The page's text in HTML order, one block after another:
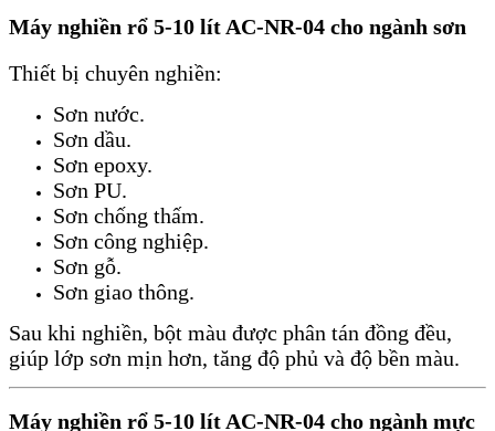
Máy nghiền rổ 5-10 lít AC-NR-04 cho ngành sơn
Thiết bị chuyên nghiền:
Sơn nước.
Sơn dầu.
Sơn epoxy.
Sơn PU.
Sơn chống thấm.
Sơn công nghiệp.
Sơn gỗ.
Sơn giao thông.
Sau khi nghiền, bột màu được phân tán đồng đều,
giúp lớp sơn mịn hơn, tăng độ phủ và độ bền màu.
Máy nghiền rổ 5-10 lít AC-NR-04 cho ngành mực